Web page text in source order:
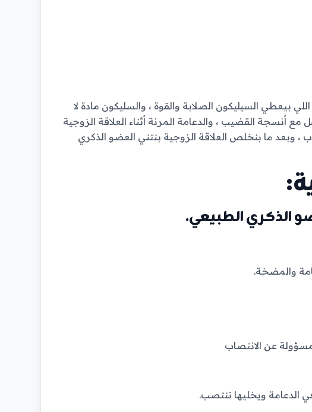
السيليكون الصلابة والقوة ، والسليكون مادة لا
أنسجة القضيب ، والدعامة المرنة أثناء العلاقة الزوجية
وبعد ما بنخلص العلاقة الزوجية بنتني العضو الذكري
والمضخة.
عن الانتصاب
الدعامة ويخليها تنتصب.